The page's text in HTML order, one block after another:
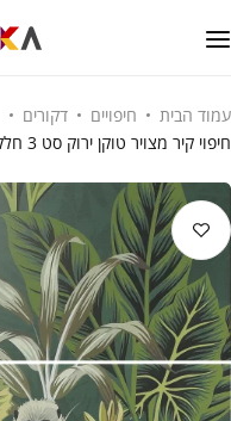
עמוד הבית חיפויים
דקורים
חיפוי קיר מצויר טוקן ירוק סט 3 חלקים DEF 40/120